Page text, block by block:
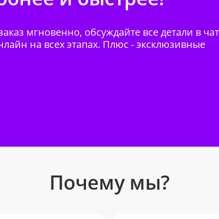
мгновенно, обсуждайте все детали в
на всех этапах. Плюс - эксклюзивные
Почему мы?